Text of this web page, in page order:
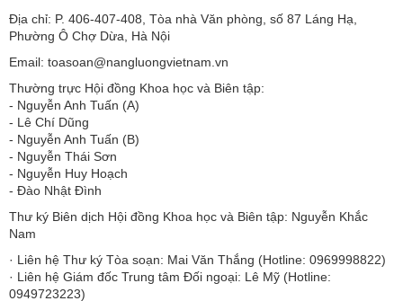
Địa chỉ: P. 406-407-408, Tòa nhà Văn phòng, số 87 Láng Hạ,
Phường Ô Chợ Dừa, Hà Nội
Email: toasoan@nangluongvietnam.vn
Thường trực Hội đồng Khoa học và Biên tập:
​​​​​​- Nguyễn Anh Tuấn (A)
- Lê Chí Dũng
- Nguyễn Anh Tuấn (B)
- Nguyễn Thái Sơn
- Nguyễn Huy Hoạch
- Đào Nhật Đình
Thư ký Biên dịch Hội đồng Khoa học và Biên tập: Nguyễn Khắc
Nam
· Liên hệ Thư ký Tòa soạn: Mai Văn Thắng (Hotline: 0969998822)
· Liên hệ Giám đốc Trung tâm Đối ngoại: Lê Mỹ (Hotline:
0949723223)